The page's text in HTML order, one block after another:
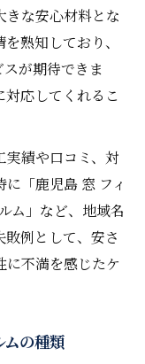
ルムの注意点
比較するポイ
ラスフィルム
ム活用法
ルムの選び方
フィルムの実
フィルムの
きな安心材料とな
熟知しており、
が期待できま
応してくれるこ
実績や口コミ、対
「鹿児島 窓 フィ
ム」など、地域名
例として、安さ
に不満を感じたケ
ムの種類